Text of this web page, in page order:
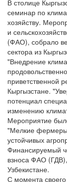
В столице
семинар по
хозяйству.
и
(ФАО), собрало
сектора из
"Внедрение
приветственной
Кыргызстане.
потенциал
изменению
Мероприятие
"Мелкие фермеры
устойчивых
Финансируемый
взноса ФАО
Узбекистане.
С момента своего